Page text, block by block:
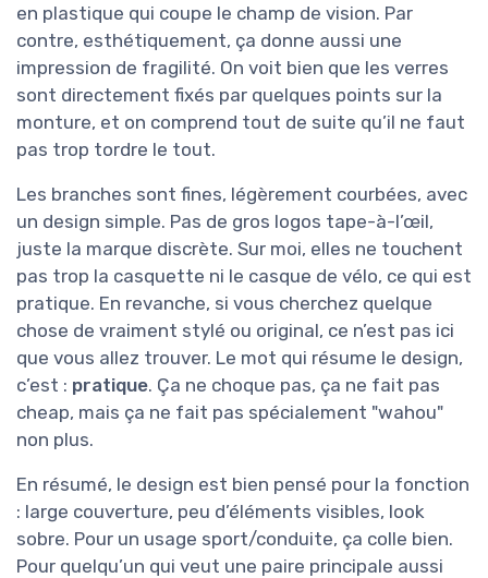
en plastique qui coupe le champ de vision. Par
contre, esthétiquement, ça donne aussi une
impression de fragilité. On voit bien que les verres
sont directement fixés par quelques points sur la
monture, et on comprend tout de suite qu’il ne faut
pas trop tordre le tout.
Les branches sont fines, légèrement courbées, avec
un design simple. Pas de gros logos tape-à-l’œil,
juste la marque discrète. Sur moi, elles ne touchent
pas trop la casquette ni le casque de vélo, ce qui est
pratique. En revanche, si vous cherchez quelque
chose de vraiment stylé ou original, ce n’est pas ici
que vous allez trouver. Le mot qui résume le design,
c’est : pratique. Ça ne choque pas, ça ne fait pas
cheap, mais ça ne fait pas spécialement "wahou"
non plus.
En résumé, le design est bien pensé pour la fonction
: large couverture, peu d’éléments visibles, look
sobre. Pour un usage sport/conduite, ça colle bien.
Pour quelqu’un qui veut une paire principale aussi